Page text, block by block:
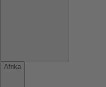
Afrika